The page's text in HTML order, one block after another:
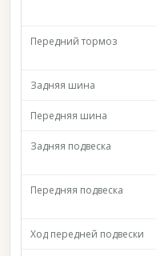
Передний тормоз
Задняя шина
Передняя шина
Задняя подвеска
Передняя подвеска
Ход передней подвески